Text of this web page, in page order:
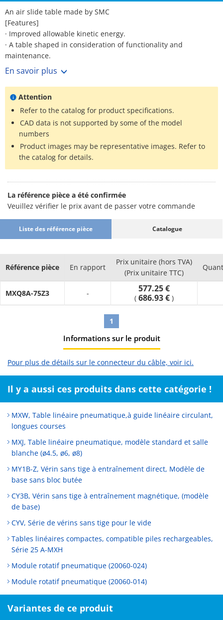
An air slide table made by SMC
[Features]
· Improved allowable kinetic energy.
· A table shaped in consideration of functionality and
maintenance.
· Mounting is the same as the conventional product, the MXQ
· A wide range of stroke adjusters (option).
· "Overall length shortened type" table available.
· Overall height is reduced by 10% compared to the
conventional product.
· 22% weight reduction.
· Piping / auto switch mounting grooves provided on both sides.
En savoir plus
Attention
Refer to the catalog for product specifications.
CAD data is not supported by some of the model
numbers
Product images may be representative images. Refer to
the catalog for details.
La référence pièce a été confirmée
Veuillez vérifier le prix avant de passer votre commande
Liste des référence pièce Catalogue
Référence pièce En rapport
Prix unitaire (hors TVA)
(Prix unitaire TTC)
MXQ8A-75Z3 - 577.25 €
( 686.93 € )
1
Informations sur le produit
Pour plus de détails sur le connecteur du câble, voir ici.
Il y a aussi ces produits dans cette catégorie !
MXW, Table linéaire pneumatique,à guide linéaire circulant,
longues courses
MXJ, Table linéaire pneumatique, modèle standard et salle
blanche (ø4.5, ø6, ø8)
MY1B-Z, Vérin sans tige à entraînement direct, Modèle de
base sans bloc butée
CY3B, Vérin sans tige à entraînement magnétique, (modèle
de base)
CYV, Série de vérins sans tige pour le vide
Tables linéaires compactes, compatible piles rechargeables,
Série 25 A-MXH
Module rotatif pneumatique (20060-024)
Module rotatif pneumatique (20060-014)
Variantes de ce produit